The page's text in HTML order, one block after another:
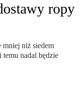
ropy
niż siedem
nadal będzie